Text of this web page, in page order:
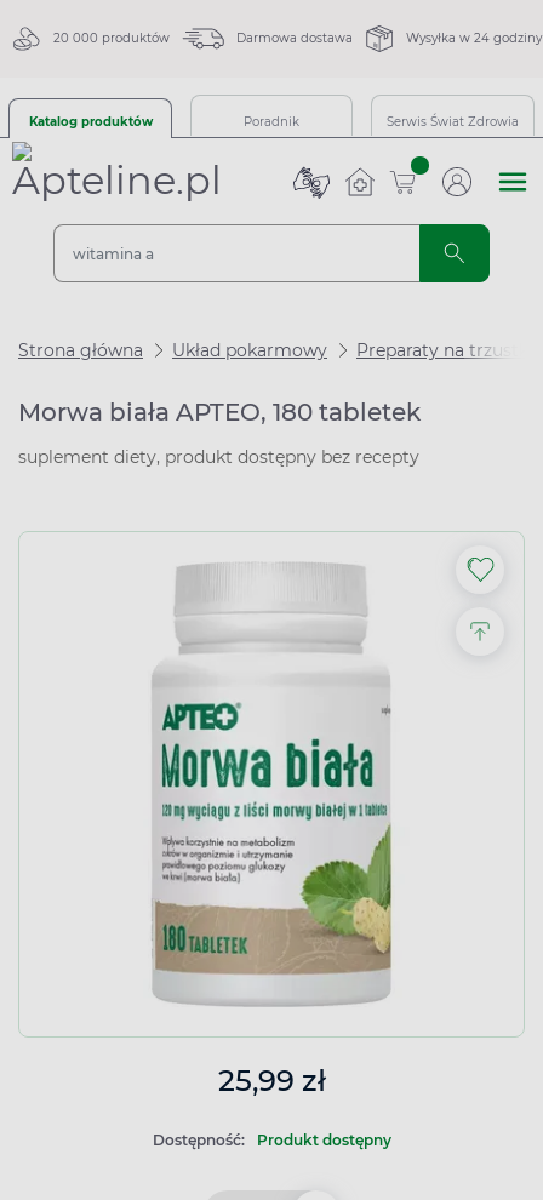
20 000 produktów Darmowa dostawa Wysyłka w 24 godziny
Katalog produktów Poradnik Serwis Świat Zdrowia
sztuk
Strona główna Układ pokarmowy Preparaty na trzustkę
Morwa biała APTEO, 180 tabletek
suplement diety, produkt dostępny bez recepty
25,99 zł
Dostępność: Produkt dostępny